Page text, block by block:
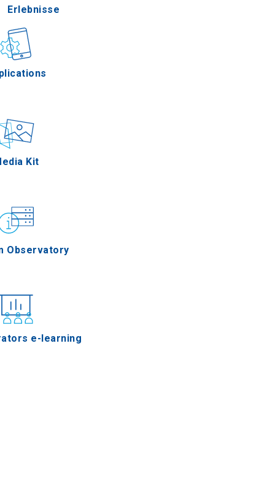
Gastronomie
Ereignisse
Kit
Observatory
e-learning
Erlebnisse